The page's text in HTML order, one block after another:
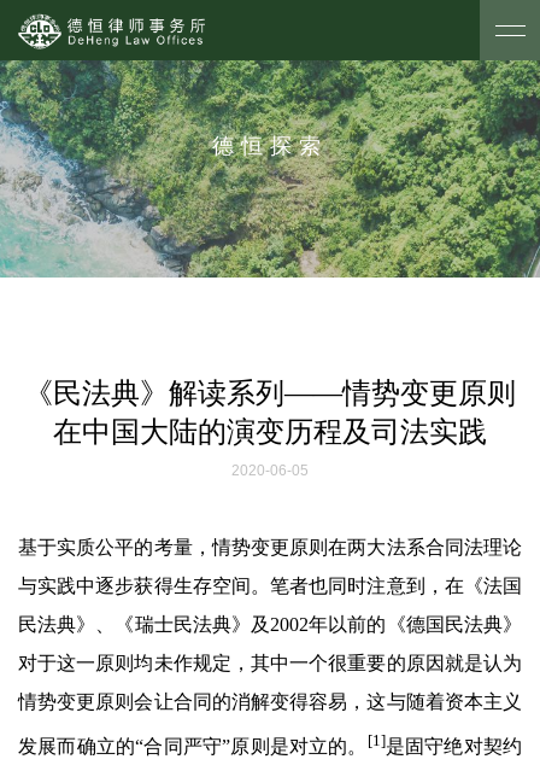
德恒探索
《民法典》解读系列——情势变更原则
在中国大陆的演变历程及司法实践
2020-06-05
基于实质公平的考量，情势变更原则在两大法系合同法理论
与实践中逐步获得生存空间。笔者也同时注意到，在《法国
民法典》、《瑞士民法典》及2002年以前的《德国民法典》
对于这一原则均未作规定，其中一个很重要的原因就是认为
情势变更原则会让合同的消解变得容易，这与随着资本主义
发展而确立的“合同严守”原则是对立的。 [1]是固守绝对契约